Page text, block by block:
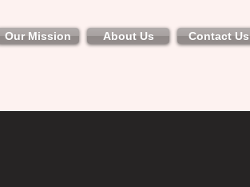
Our Mission About Us Contact Us